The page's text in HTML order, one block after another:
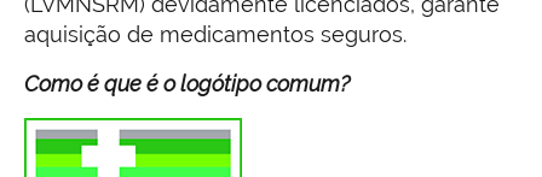
aquisição de medicamentos seguros.
Como é que é o logótipo comum?